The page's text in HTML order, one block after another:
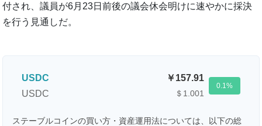
付され、議員が6月23日前後の議会休会明けに速やかに採決
を行う見通しだ。
USDC
USDC
157.91
＄1.001
0.1
ステーブルコインの買い方・資産運用法については、以下の総